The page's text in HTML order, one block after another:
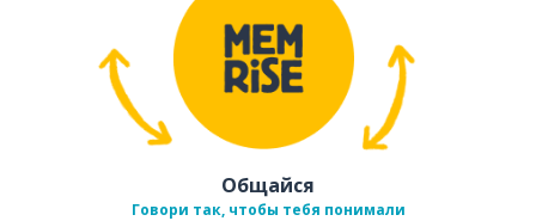
Общайся
Говори так, чтобы тебя понимали